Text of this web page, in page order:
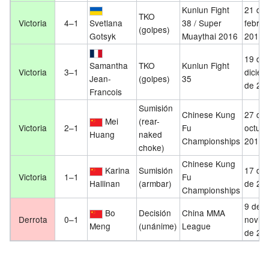
Victoria 4–1
Svetlana
Gotsyk
TKO
(golpes)
Kunlun Fight
38 / Super
Muaythai 2016
21 de
2016
Victoria 3–1
Samantha
Jean-
Francois
TKO
(golpes)
Kunlun Fight
35
19 de
de
Victoria 2–1
Mei
Huang
Sumisión
(rear-
naked
choke)
Chinese Kung
Fu
Championships
27 de
2014
Victoria 1–1
Karina
Hallinan
Sumisión
(armbar)
Chinese Kung
Fu
Championships
17 de
de
Derrota 0–1
Bo
Meng
Decisión
(unánime)
China MMA
League
9 de
de